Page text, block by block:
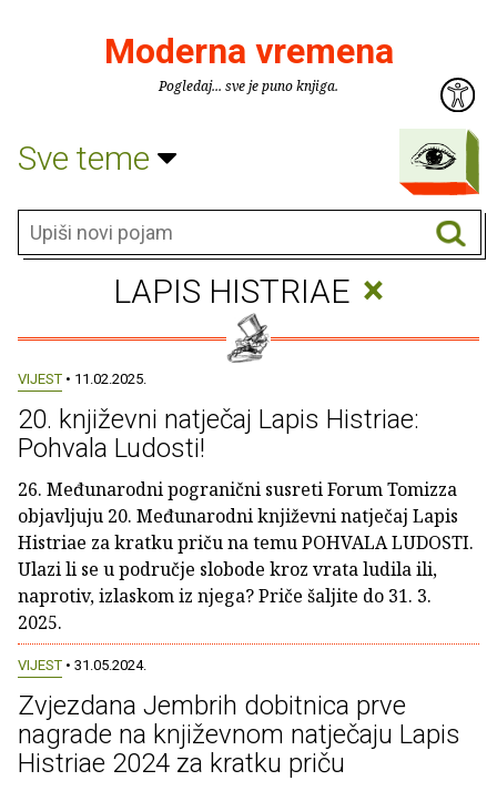
Moderna vremena
Pogledaj... sve je puno knjiga.
Sve teme
LAPIS HISTRIAE ×
VIJEST • 11.02.2025.
20. književni natječaj Lapis Histriae:
Pohvala Ludosti!
26. Međunarodni pogranični susreti Forum Tomizza
objavljuju 20. Međunarodni književni natječaj Lapis
Histriae za kratku priču na temu POHVALA LUDOSTI.
Ulazi li se u područje slobode kroz vrata ludila ili,
naprotiv, izlaskom iz njega? Priče šaljite do 31. 3.
2025.
VIJEST • 31.05.2024.
Zvjezdana Jembrih dobitnica prve
nagrade na književnom natječaju Lapis
Histriae 2024 za kratku priču